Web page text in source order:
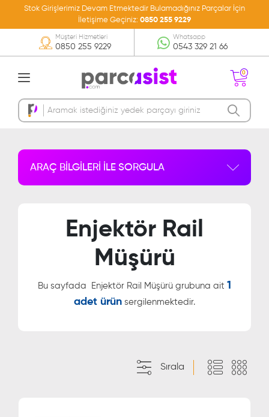
Stok Girişlerimiz Devam Etmektedir Bulamadığınız Parçalar İçin
İletişime Geçiniz: 0850 255 9229
0850 255 9229
Müşteri Hizmetleri
0543 329 21 66
Whatsapp
0
Sepetinizde Ürün
ARAÇ BİLGİLERİ İLE SORGULA
Enjektör Rail
Müşürü
Bu sayfada Enjektör Rail Müşürü grubuna ait 1
adet ürün sergilenmektedir.
Sırala